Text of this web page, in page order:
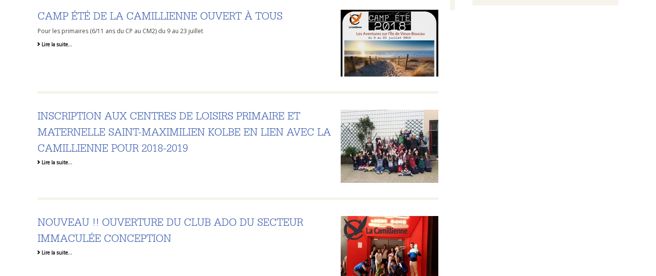
CAMP ÉTÉ DE LA CAMILLIENNE OUVERT À TOUS
Pour les primaires (6/11 ans du CP au CM2) du 9 au 23 juillet
Lire la suite…
INSCRIPTION AUX CENTRES DE LOISIRS PRIMAIRE ET
MATERNELLE SAINT-MAXIMILIEN KOLBE EN LIEN AVEC LA
CAMILLIENNE POUR 2018-2019
Lire la suite…
NOUVEAU !! OUVERTURE DU CLUB ADO DU SECTEUR
IMMACULÉE CONCEPTION
Lire la suite…